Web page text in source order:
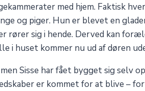
med hjem. Faktisk
og piger. Hun er blevet en
rører sig i hende. Derved kan
i huset kommer nu ud af døren
Sisse har fået bygget sig selv
er kommet for at blive –